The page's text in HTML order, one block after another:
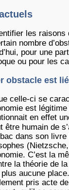
les
nombre
pour une
ou pour les
obstacle est
celle-ci se
est
en effet
être humain de
dans son livre
C’est la
la théorie de
plus aucune
pris acte